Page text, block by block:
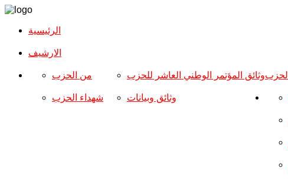
الرئيسية
الارشیف
الحزب من الحزب
شهداء الحزب
وثائق المؤتمر الوطني العاشر للحزب
وثائق وبيانات